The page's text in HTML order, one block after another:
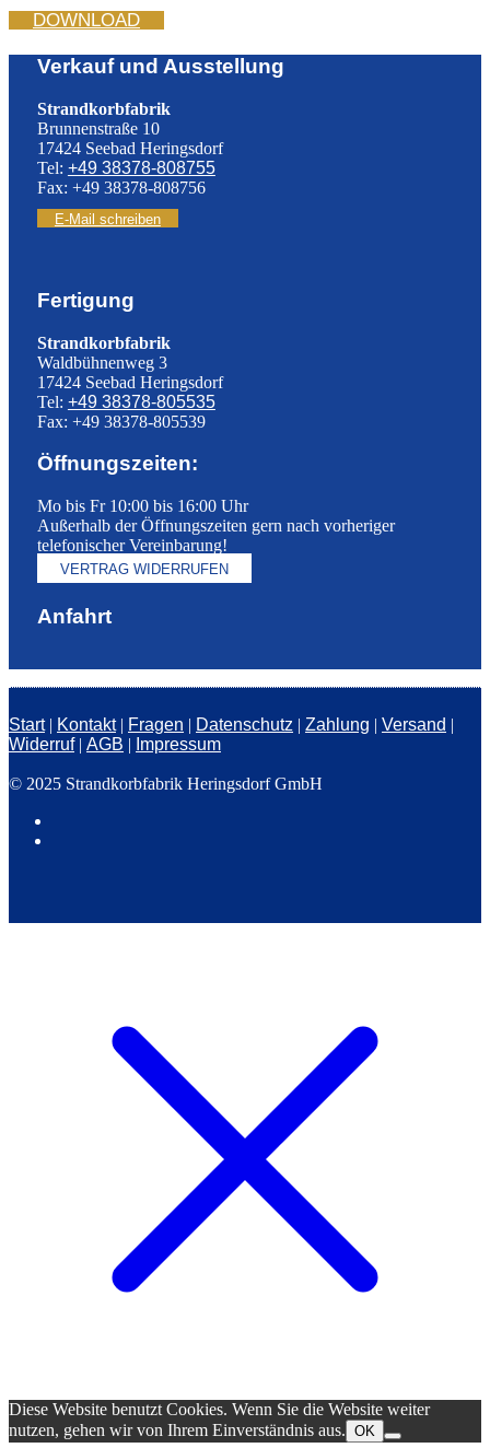
DOWNLOAD
Verkauf und Ausstellung
Strandkorbfabrik
Brunnenstraße 10
17424 Seebad Heringsdorf
Tel: +49 38378-808755
Fax: +49 38378-808756
E-Mail schreiben
Fertigung
Strandkorbfabrik
Waldbühnenweg 3
17424 Seebad Heringsdorf
Tel: +49 38378-805535
Fax: +49 38378-805539
Öffnungszeiten:
Mo bis Fr 10:00 bis 16:00 Uhr
Außerhalb der Öffnungszeiten gern nach vorheriger
telefonischer Vereinbarung!
VERTRAG WIDERRUFEN
Anfahrt
Start| Kontakt| Fragen | Datenschutz | Zahlung | Versand |
Widerruf| AGB | Impressum
© 2025 Strandkorbfabrik Heringsdorf GmbH
Diese Website benutzt Cookies. Wenn Sie die Website weiter
nutzen, gehen wir von Ihrem Einverständnis aus. OK